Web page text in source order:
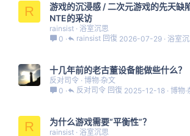
R
游戏的沉浸感 / 二次元游戏的先天缺
NTE的采访
rainsist
浴室沉思
0
浴室
2026-07-29
rainsist
十几年前的老古董设备能做些什么？
反对司令 博物·杂文
0
博物·
2025-12-18
反对司令
R 为什么游戏需要“平衡性”？
rainsist
浴室沉思